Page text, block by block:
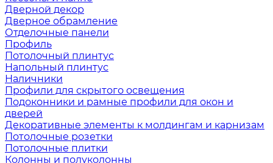
Дверной декор
Дверное обрамление
Отделочные панели
Профиль
Потолочный плинтус
Напольный плинтус
Наличники
Профили для скрытого освещения
Подоконники и рамные профили для окон и
дверей
Декоративные элементы к молдингам и карнизам
Потолочные розетки
Потолочные плитки
Колонны и полуколонны